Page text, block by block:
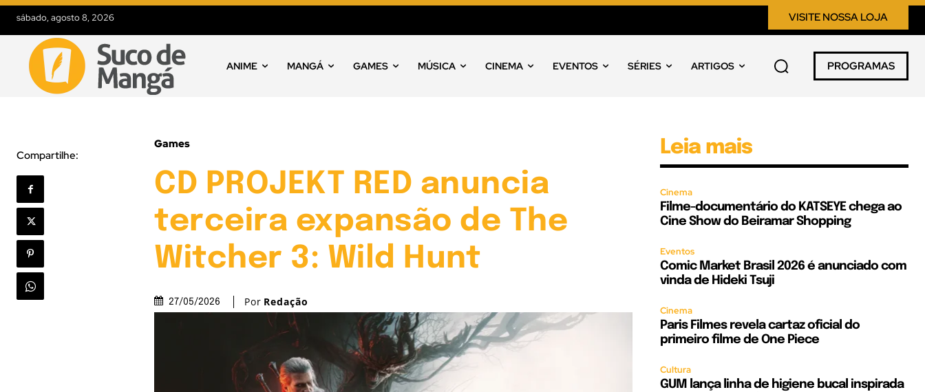
sábado, agosto 8, 2026 VISITE NOSSA LOJA
ANIME MANGÁ GAMES MÚSICA CINEMA EVENTOS SÉRIES ARTIGOS PROGRAMAS
Compartilhe:
Games
CD PROJEKT RED anuncia
terceira expansão de The
Witcher 3: Wild Hunt
27/05/2026 Por Redação
Leia mais
Cinema
Filme-documentário do KATSEYE chega ao
Cine Show do Beiramar Shopping
Eventos
Comic Market Brasil 2026 é anunciado com
vinda de Hideki Tsuji
Cinema
Paris Filmes revela cartaz oficial do
primeiro filme de One Piece
Cultura
GUM lança linha de higiene bucal inspirada